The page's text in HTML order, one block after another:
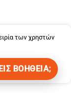
ΒΟΉΘΕΙΑ;
των χρηστών